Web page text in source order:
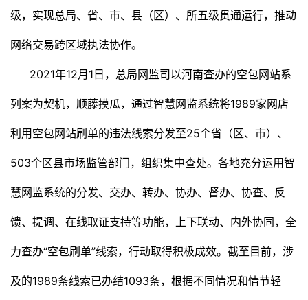
级，实现总局、省、市、县（区）、所五级贯通运行，推动
网络交易跨区域执法协作。
2021年12月1日，总局网监司以河南查办的空包网站系
列案为契机，顺藤摸瓜，通过智慧网监系统将1989家网店
利用空包网站刷单的违法线索分发至25个省（区、市）、
503个区县市场监管部门，组织集中查处。各地充分运用智
慧网监系统的分发、交办、转办、协办、督办、协查、反
馈、提调、在线取证支持等功能，上下联动、内外协同，全
力查办“空包刷单”线索，行动取得积极成效。截至目前，涉
及的1989条线索已办结1093条，根据不同情况和情节轻